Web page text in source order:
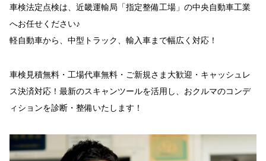
車検法定点検は、近畿運輸局「指定整備工場」の中央自動車工業
へお任せください♪
軽自動車から、中型トラック、輸入車まで幅広く対応！
車検見積無料・工場代車無料・ご新規さま大歓迎・キャッシュレ
ス決済対応！最新のスキャンツールを活用し、おクルマのコンデ
ィションを診断・整備いたします！